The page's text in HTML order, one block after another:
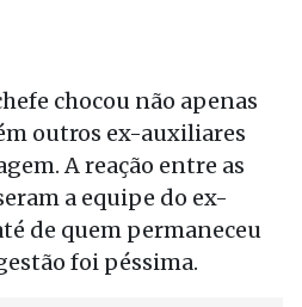
chocou não apenas
outros ex-auxiliares
A reação entre as
a equipe do ex-
de quem permaneceu
foi péssima.